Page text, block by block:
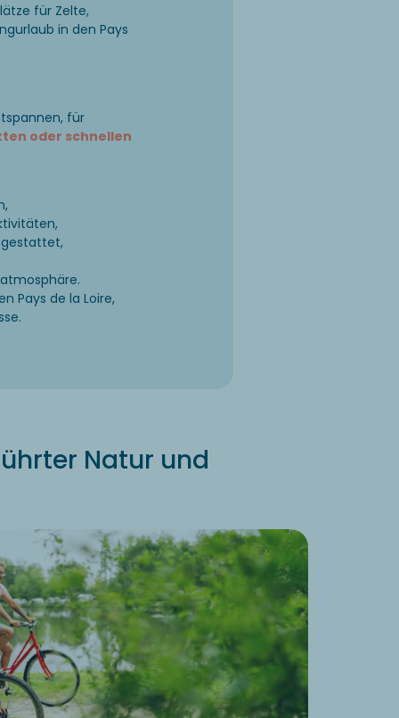
für Zelte,
in den Pays
für
oder schnellen
Pays de la Loire,
Natur und